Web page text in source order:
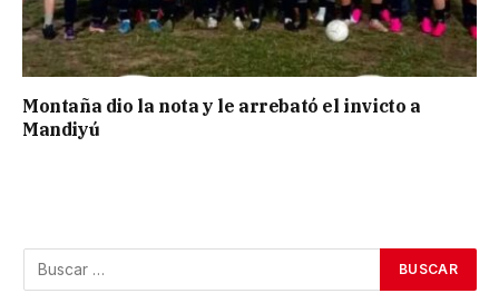
Montaña dio la nota y le arrebató el invicto a
Mandiyú